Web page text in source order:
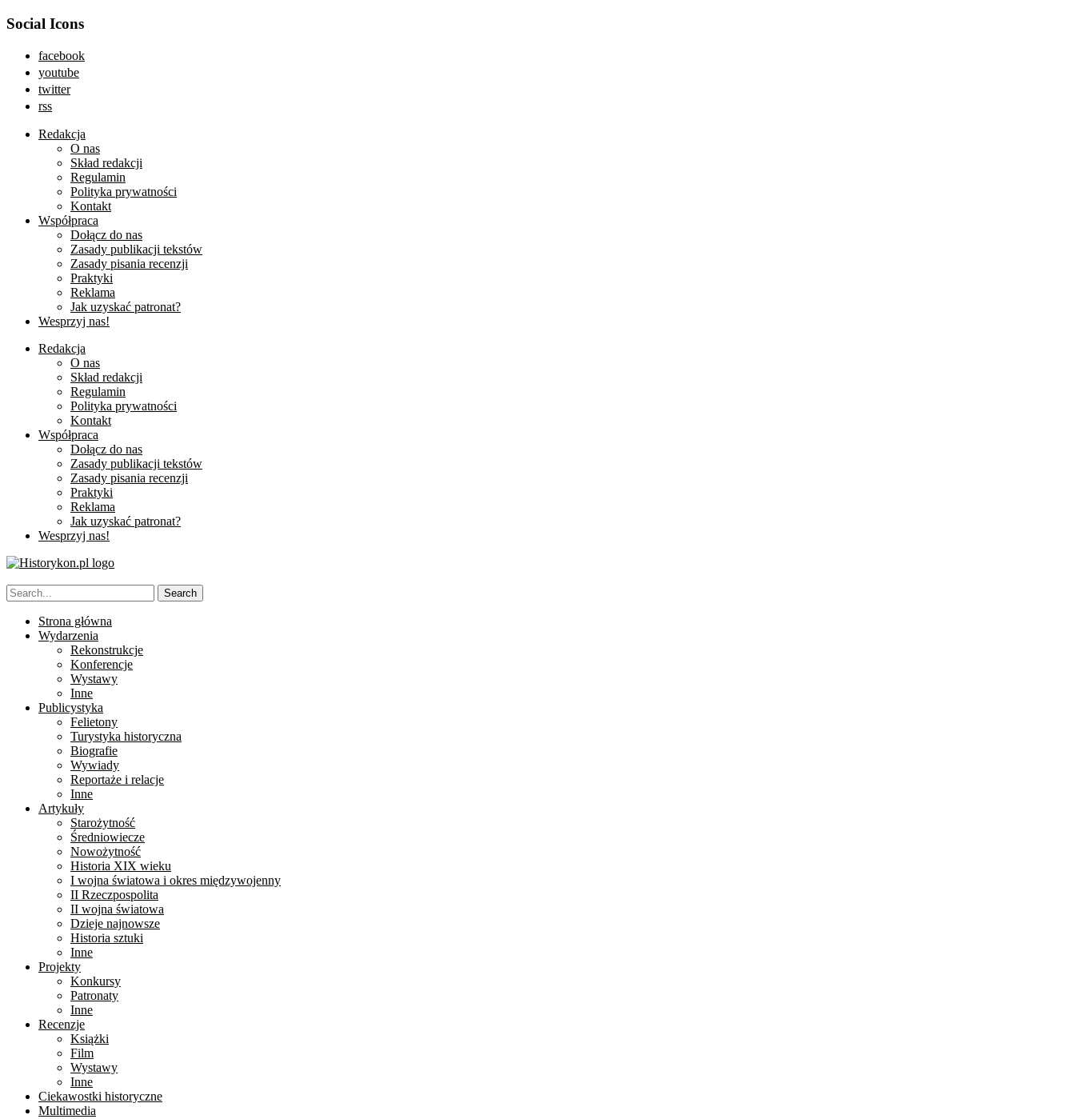
Social Icons
facebook
youtube
twitter
rss
Redakcja
O nas
Skład redakcji
Regulamin
Polityka prywatności
Kontakt
Współpraca
Dołącz do nas
Zasady publikacji tekstów
Zasady pisania recenzji
Praktyki
Reklama
Jak uzyskać patronat?
Wesprzyj nas!
Redakcja
O nas
Skład redakcji
Regulamin
Polityka prywatności
Kontakt
Współpraca
Dołącz do nas
Zasady publikacji tekstów
Zasady pisania recenzji
Praktyki
Reklama
Jak uzyskać patronat?
Wesprzyj nas!
Strona główna
Wydarzenia
Rekonstrukcje
Konferencje
Wystawy
Inne
Publicystyka
Felietony
Turystyka historyczna
Biografie
Wywiady
Reportaże i relacje
Inne
Artykuły
Starożytność
Średniowiecze
Nowożytność
Historia XIX wieku
I wojna światowa i okres międzywojenny
II Rzeczpospolita
II wojna światowa
Dzieje najnowsze
Historia sztuki
Inne
Projekty
Konkursy
Patronaty
Inne
Recenzje
Książki
Film
Wystawy
Inne
Ciekawostki historyczne
Multimedia